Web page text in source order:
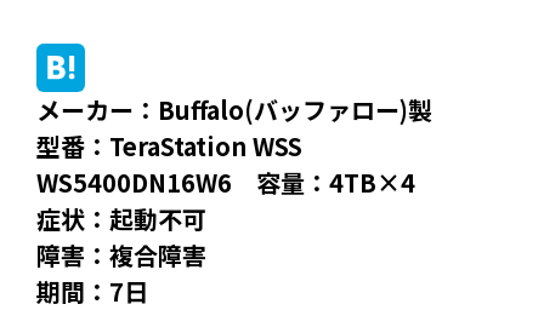
メーカー：Buffalo(バッファロー)製
型番：TeraStation WSS
WS5400DN16W6 容量：4TB×4
症状：起動不可
障害：複合障害
期間：7日